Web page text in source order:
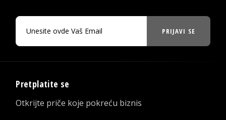
PRIJAVI SE
Pretplatite se
Otkrijte priče koje pokreću biznis